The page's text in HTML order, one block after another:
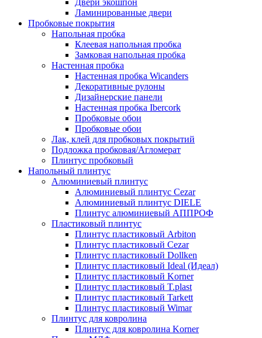
Двери экошпон
Ламинированные двери
Пробковые покрытия
Напольная пробка
Клеевая напольная пробка
Замковая напольная пробка
Настенная пробка
Настенная пробка Wicanders
Декоративные рулоны
Дизайнерские панели
Настенная пробка Ibercork
Пробковые обои
Пробковые обои
Лак, клей для пробковых покрытий
Подложка пробковая/Агломерат
Плинтус пробковый
Напольный плинтус
Алюминиевый плинтус
Алюминиевый плинтус Cezar
Алюминиевый плинтус DIELE
Плинтус алюминиевый АППРОФ
Пластиковый плинтус
Плинтус пластиковый Arbiton
Плинтус пластиковый Cezar
Плинтус пластиковый Dollken
Плинтус пластиковый Ideal (Идеал)
Плинтус пластиковый Korner
Плинтус пластиковый T.plast
Плинтус пластиковый Tarkett
Плинтус пластиковый Wimar
Плинтус для ковролина
Плинтус для ковролина Korner